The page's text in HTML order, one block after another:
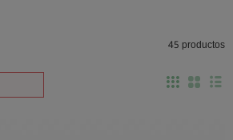
45 productos